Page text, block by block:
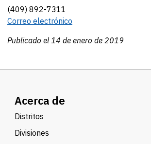
(409) 892-7311
Correo electrónico
Publicado el 14 de enero de 2019
Acerca de
Distritos
Divisiones